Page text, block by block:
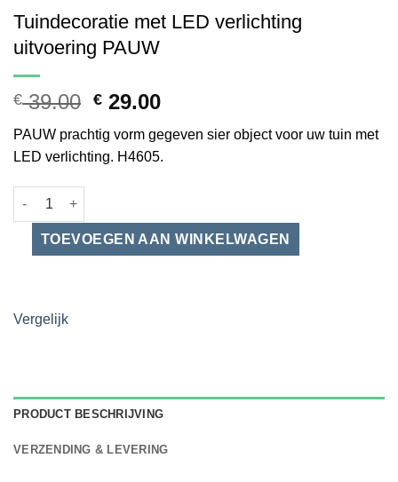
Tuindecoratie met LED verlichting
uitvoering PAUW
€39.00 Oorspronkelijke
was:
€ 39.00.
€ 29.00Huidige
is:
€ 29.00.
PAUW prachtig vorm gegeven sier object voor uw tuin met
LED verlichting. H4605.
Tuindecoratie met LED verlichting uitvoering PAUW aantal
Vergelijk
PRODUCT BESCHRIJVING
VERZENDING & LEVERING